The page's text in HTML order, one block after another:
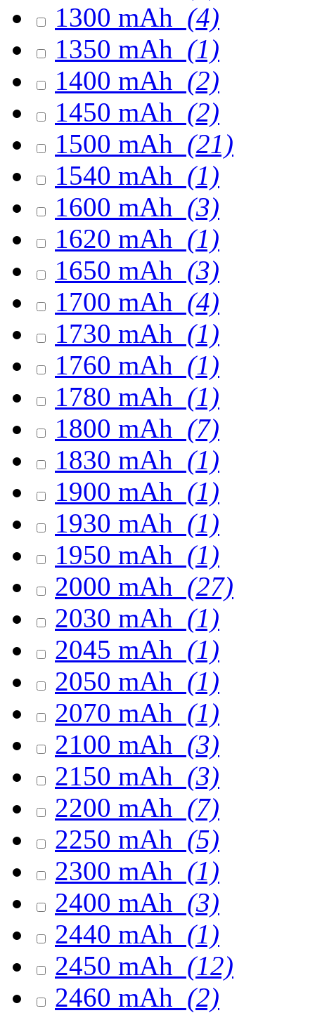
1300 mAh (4)
1350 mAh (1)
1400 mAh (2)
1450 mAh (2)
1500 mAh (21)
1540 mAh (1)
1600 mAh (3)
1620 mAh (1)
1650 mAh (3)
1700 mAh (4)
1730 mAh (1)
1760 mAh (1)
1780 mAh (1)
1800 mAh (7)
1830 mAh (1)
1900 mAh (1)
1930 mAh (1)
1950 mAh (1)
2000 mAh (27)
2030 mAh (1)
2045 mAh (1)
2050 mAh (1)
2070 mAh (1)
2100 mAh (3)
2150 mAh (3)
2200 mAh (7)
2250 mAh (5)
2300 mAh (1)
2400 mAh (3)
2440 mAh (1)
2450 mAh (12)
2460 mAh (2)